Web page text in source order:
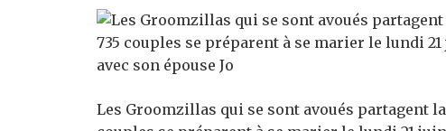
Les Groomzillas qui se sont avoués partagent